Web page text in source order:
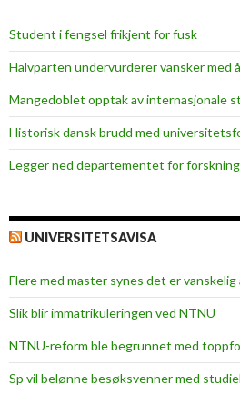
Student i fengsel frikjent for fusk
Halvparten undervurderer vansker med
Mangedoblet opptak av internasjonale
Historisk dansk brudd med
Legger ned departementet for
UNIVERSITETSAVISA
Flere med master synes det er vanskelig
Slik blir immatrikuleringen ved NTNU
NTNU-reform ble begrunnet med
Sp vil belønne besøksvenner med